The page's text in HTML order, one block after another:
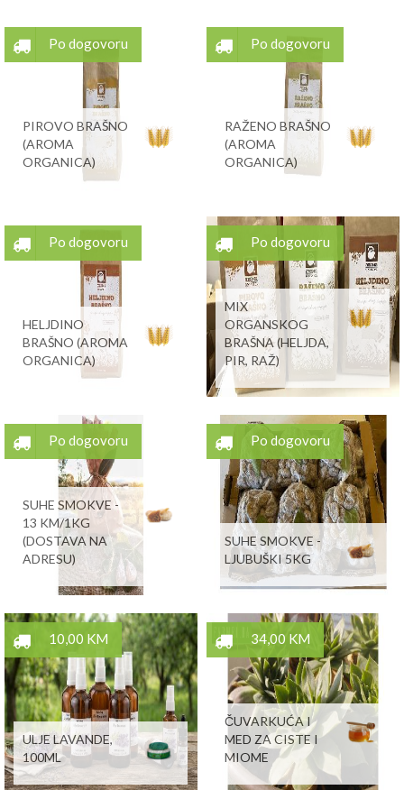
Po dogovoru
PIROVO BRAŠNO
(AROMA
ORGANICA)
Po dogovoru
RAŽENO BRAŠNO
(AROMA
ORGANICA)
Po dogovoru
HELJDINO
BRAŠNO (AROMA
ORGANICA)
Po dogovoru
MIX
ORGANSKOG
BRAŠNA (HELJDA,
PIR, RAŽ)
Po dogovoru
SUHE SMOKVE -
13 KM/1KG
(DOSTAVA NA
ADRESU)
Po dogovoru
SUHE SMOKVE -
LJUBUŠKI 5KG
10,00 KM
ULJE LAVANDE,
100ML
34,00 KM
ČUVARKUĆA I
MED ZA CISTE I
MIOME